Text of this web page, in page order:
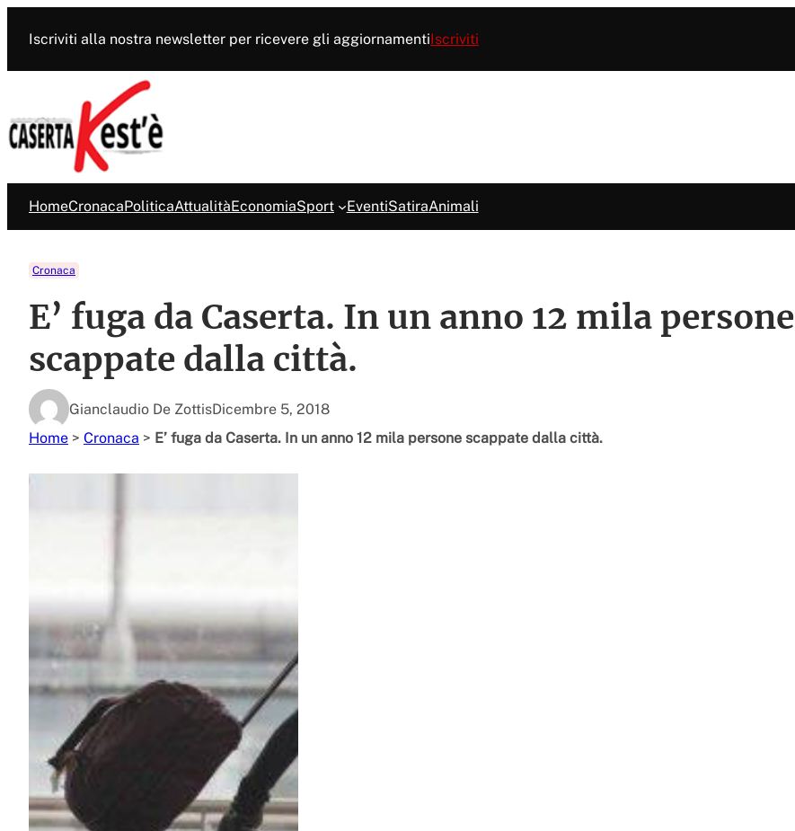
contenuto
Iscriviti alla nostra newsletter per ricevere gli aggiornamentiIscriviti
HomeCronacaPoliticaAttualitàEconomiaSport EventiSatiraAnimali
Cronaca
E’ fuga da Caserta. In un anno 12 mila persone
scappate dalla città.
Gianclaudio De ZottisDicembre 5, 2018
Home > Cronaca > E’ fuga da Caserta. In un anno 12 mila persone scappate dalla città.